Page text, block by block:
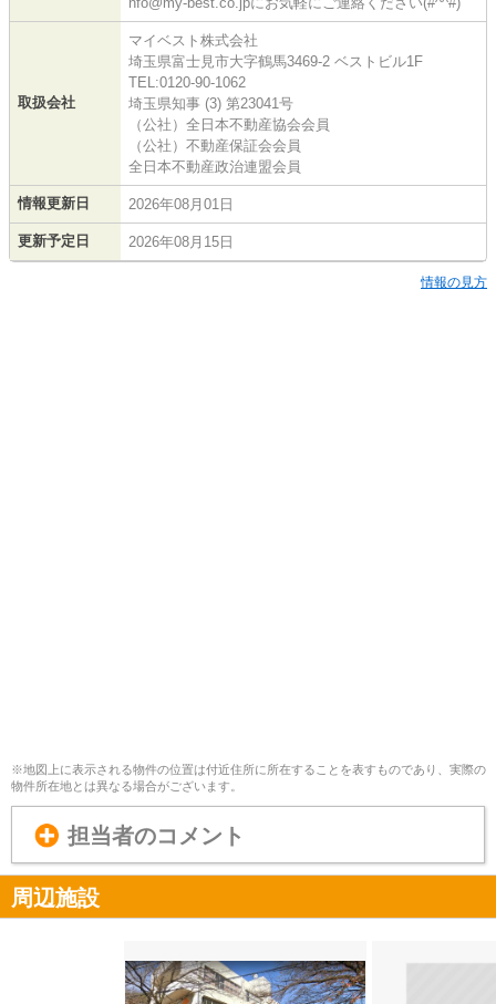
取扱会社
マイベスト株式会社
埼玉県富士見市大字鶴馬3469-2 ベストビル1F
TEL:0120-90-1062
埼玉県知事 (3) 第23041号
（公社）全日本不動産協会会員
（公社）不動産保証会会員
全日本不動産政治連盟会員
情報更新日 2026年08月01日
更新予定日 2026年08月15日
情報の見方
※地図上に表示される物件の位置は付近住所に所在することを表すものであり、実際の
物件所在地とは異なる場合がございます。
担当者のコメント
周辺施設